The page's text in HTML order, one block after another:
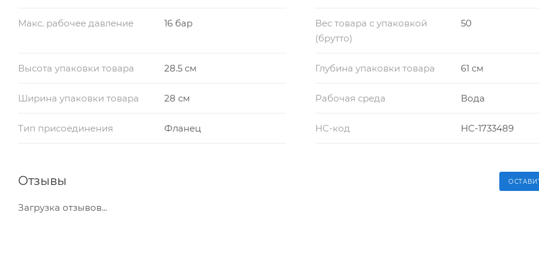
Макс. рабочее давление 16 бар
Вес товара с упаковкой
(брутто)
50
Высота упаковки товара 28.5 см Глубина упаковки товара 61 см
Ширина упаковки товара 28 см Рабочая среда Вода
Тип присоединения Фланец НС-код НС-1733489
Отзывы
Загрузка отзывов...